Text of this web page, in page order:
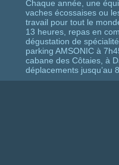
Chaque année, une
vaches écossaises ou
travail pour tout le
13 heures, repas en
dégustation de
parking AMSONIC à
cabane des Côtaies, à
déplacements jusqu’au